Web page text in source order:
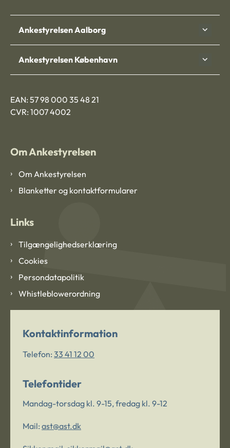
Ankestyrelsen Aalborg
Ankestyrelsen København
EAN: 57 98 000 35 48 21
CVR: 1007 4002
Om Ankestyrelsen
Om Ankestyrelsen
Blanketter og kontaktformularer
Links
Tilgængelighedserklæring
Cookies
Persondatapolitik
Whistleblowerordning
Kontaktinformation
Telefon: 33 41 12 00
Telefontider
Mandag-torsdag kl. 9-15, fredag kl. 9-12
Mail: ast@ast.dk